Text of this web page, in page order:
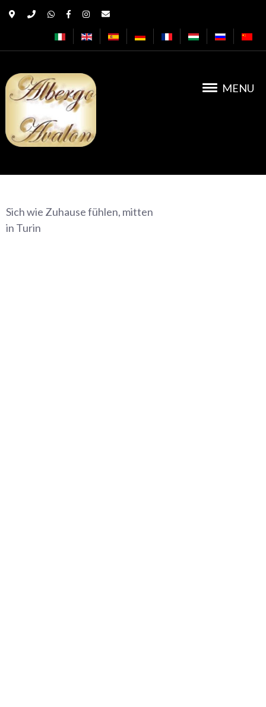
MENU
Sich wie Zuhause fühlen, mitten
in Turin